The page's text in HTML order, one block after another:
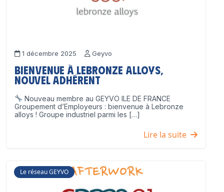
1 décembre 2025 Geyvo
Bienvenue à Lebronze Alloys,
nouvel adhérent
Nouveau membre au GEYVO ILE DE FRANCE
Groupement d’Employeurs : bienvenue à Lebronze
alloys ! Groupe industriel parmi les […]
Lire la suite
Le réseau GEYVO